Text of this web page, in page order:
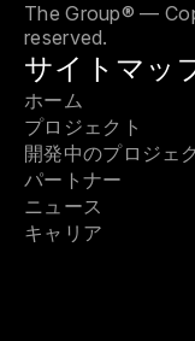
The Group® —
reserved.
サイトマッ
ホーム
プロジェクト
開発中のプロジェ
パートナー
ニュース
キャリア